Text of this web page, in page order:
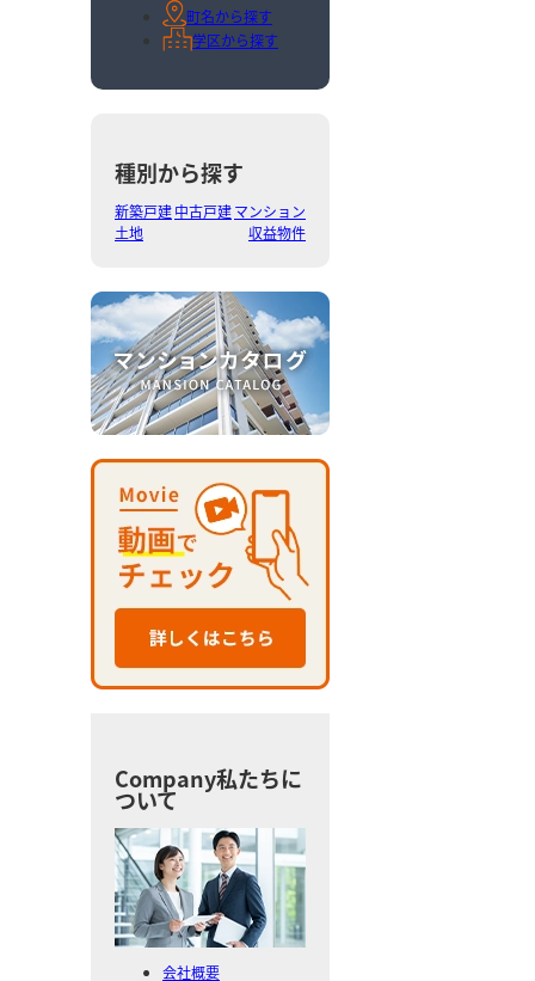
町名から探す
学区から探す
種別から探す
新築戸建中古戸建マンション
土地
収益物件
Company私たちに
ついて
会社概要